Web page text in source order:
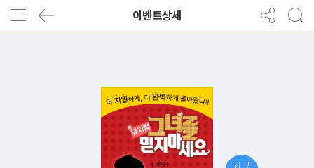
이벤트상세